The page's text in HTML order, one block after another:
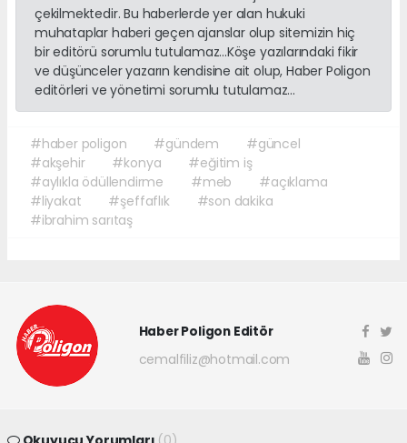
çekilmektedir. Bu haberlerde yer alan hukuki
muhataplar haberi geçen ajanslar olup sitemizin hiç
bir editörü sorumlu tutulamaz...Köşe yazılarındaki fikir
ve düşünceler yazarın kendisine ait olup, Haber Poligon
editörleri ve yönetimi sorumlu tutulamaz...
#haber poligon #gündem
#güncel
#akşehir
#konya
#eğitim iş
#aylıkla ödüllendirme
#meb
#açıklama
#liyakat
#şeffaflık
#son dakika
#ibrahim sarıtaş
Haber Poligon Editör
cemalfiliz@hotmail.com